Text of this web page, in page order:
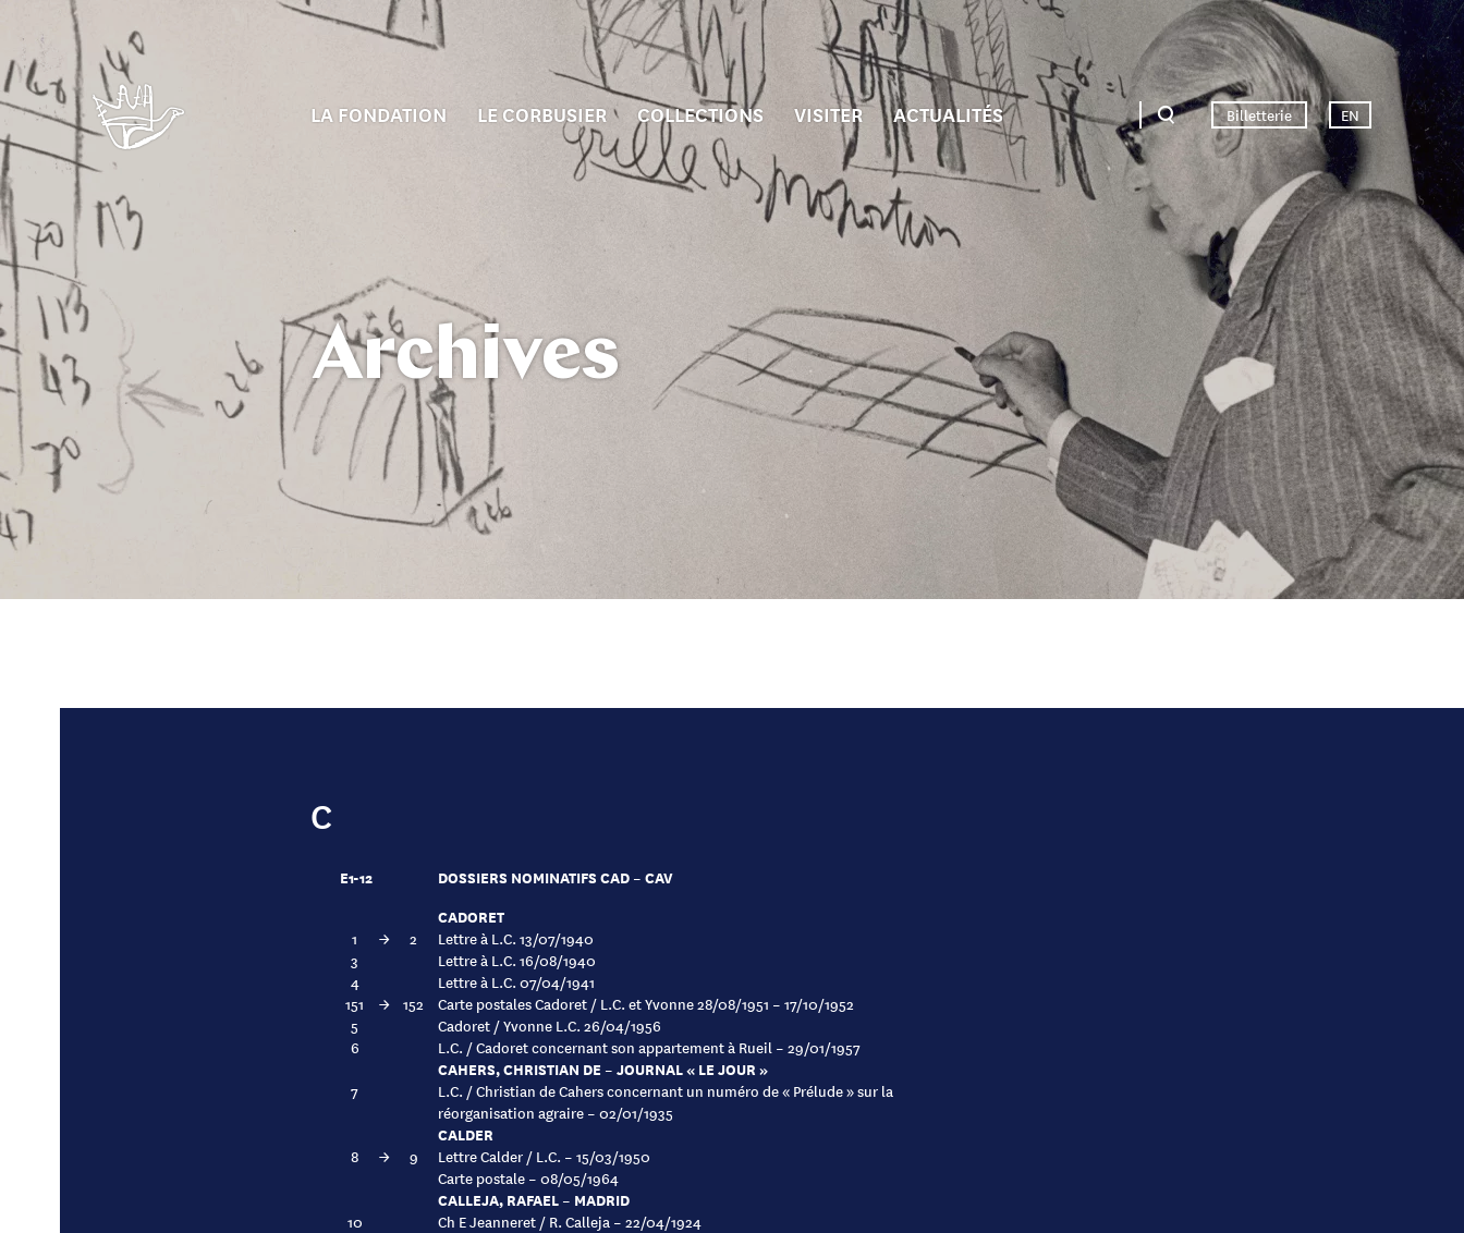
LA FONDATION LE CORBUSIER COLLECTIONS VISITER ACTUALITÉS Billetterie EN
Archives
C
E1-12
DOSSIERS NOMINATIFS CAD – CAV
CADORET
1 → 2
Lettre à L.C. 13/07/1940
3
Lettre à L.C. 16/08/1940
4
Lettre à L.C. 07/04/1941
151
→ 152
Carte postales Cadoret / L.C. et Yvonne 28/08/1951 – 17/10/1952
5
Cadoret / Yvonne L.C. 26/04/1956
6
L.C. / Cadoret concernant son appartement à Rueil – 29/01/1957
CAHERS, CHRISTIAN DE – JOURNAL « LE JOUR »
7
L.C. / Christian de Cahers concernant un numéro de « Prélude » sur la
réorganisation agraire – 02/01/1935
CALDER
8 → 9
Lettre Calder / L.C. – 15/03/1950
Carte postale – 08/05/1964
CALLEJA, RAFAEL – MADRID
10 Ch E Jeanneret / R. Calleja – 22/04/1924